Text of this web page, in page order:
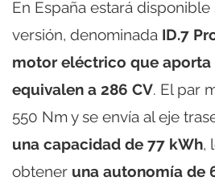
En España estará disponible
versión, denominada ID.7
motor eléctrico que aporta
equivalen a 286 CV. El par
550 Nm y se envía al eje
una capacidad de 77 kWh,
obtener una autonomía de